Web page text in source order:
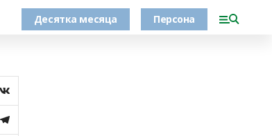
Десятка месяца Персона